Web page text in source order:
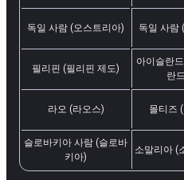
독일 사람 (오스트리아) 독일 사람
필리핀 (필리핀 제도)
아이슬란
란
라오 (라오스) 몰티즈
슬로바키아 사람 (슬로바
키아)
소말리아 (